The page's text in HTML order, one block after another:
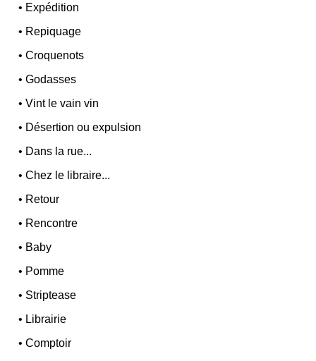
• Expédition
• Repiquage
•Croquenots
•Godasses
•Vint le vain vin
• Désertion ou expulsion
• Dans la rue...
•Chez le libraire...
• Retour
• Rencontre
• Baby
• Pomme
• Striptease
• Librairie
•Comptoir